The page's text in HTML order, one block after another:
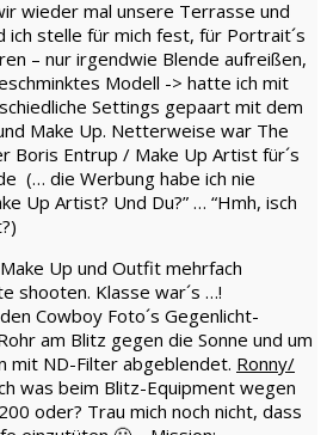
wieder mal unsere Terrasse und
ich stelle für mich fest, für Portrait´s
– nur irgendwie Blende aufreißen,
Modell -> hatte ich mit
Settings gepaart mit dem
Make Up. Netterweise war The
Boris Entrup / Make Up Artist für´s
(… die Werbung habe ich nie
Up Artist? Und Du?” … “Hmh, isch
Up und Outfit mehrfach
shooten. Klasse war´s …!
Cowboy Foto´s Gegenlicht-
am Blitz gegen die Sonne und um
mit ND-Filter abgeblendet. Ronny/
was beim Blitz-Equipment wegen
oder? Trau mich noch nicht, dass